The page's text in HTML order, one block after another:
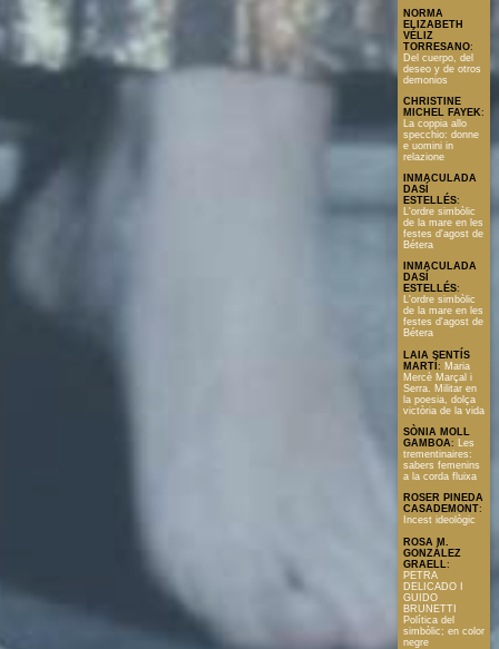
NORMA
ELIZABETH
VÉLIZ
TORRESANO:
Del cuerpo, del
deseo y de otros
demonios
CHRISTINE
MICHEL FAYEK:
La coppia allo
specchio: donne
e uomini in
relazione
INMACULADA
DASÍ
ESTELLÉS:
L'ordre simbòlic
de la mare en les
festes d'agost de
Bétera
INMACULADA
DASÍ
ESTELLÉS:
L'ordre simbòlic
de la mare en les
festes d'agost de
Bétera
LAIA SENTÍS
MARTÍ : Maria
Mercè Marçal i
Serra. Militar en
la poesia, dolça
victòria de la vida
SÒNIA MOLL
GAMBOA: Les
trementinaires:
sabers femenins
a la corda fluixa
ROSER PINEDA
CASADEMONT:
Incest ideològic
ROSA M.
GONZÁLEZ
GRAELL :
PETRA
DELICADO I
GUIDO
BRUNETTI
Política del
simbòlic; en color
negre